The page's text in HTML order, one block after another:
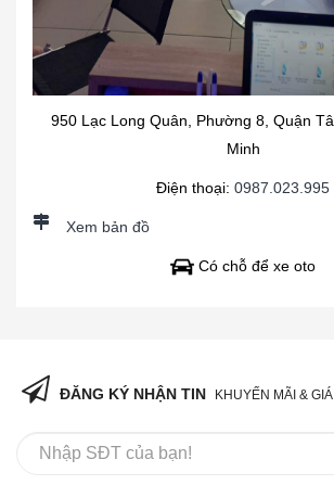
950 Lạc Long Quân, Phường 8, Quận
Minh
Điện thoại: 0987.023.995
Xem bản đồ
Có chỗ để xe oto
ĐĂNG KÝ NHẬN TIN KHUYẾN MÃI &